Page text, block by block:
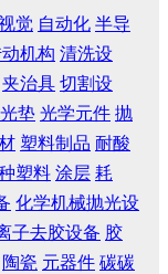
觉 自动化 半导
机构 清洗设
夹治具 切割设
垫 光学元件 抛
塑料制品 耐酸
塑料 涂层 耗
化学机械抛光设
子去胶设备 胶
陶瓷 元器件 碳碳